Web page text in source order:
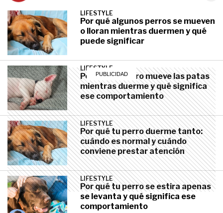
LIFESTYLE julio 7, 2026
LIFESTYLE
Por qué algunos perros se mueven
o lloran mientras duermen y qué
puede significar
LIFESTYLE
Por qué tu perro mueve las patas
mientras duerme y qué significa
ese comportamiento
LIFESTYLE
Por qué tu perro duerme tanto:
cuándo es normal y cuándo
conviene prestar atención
LIFESTYLE
Por qué tu perro se estira apenas
se levanta y qué significa ese
comportamiento